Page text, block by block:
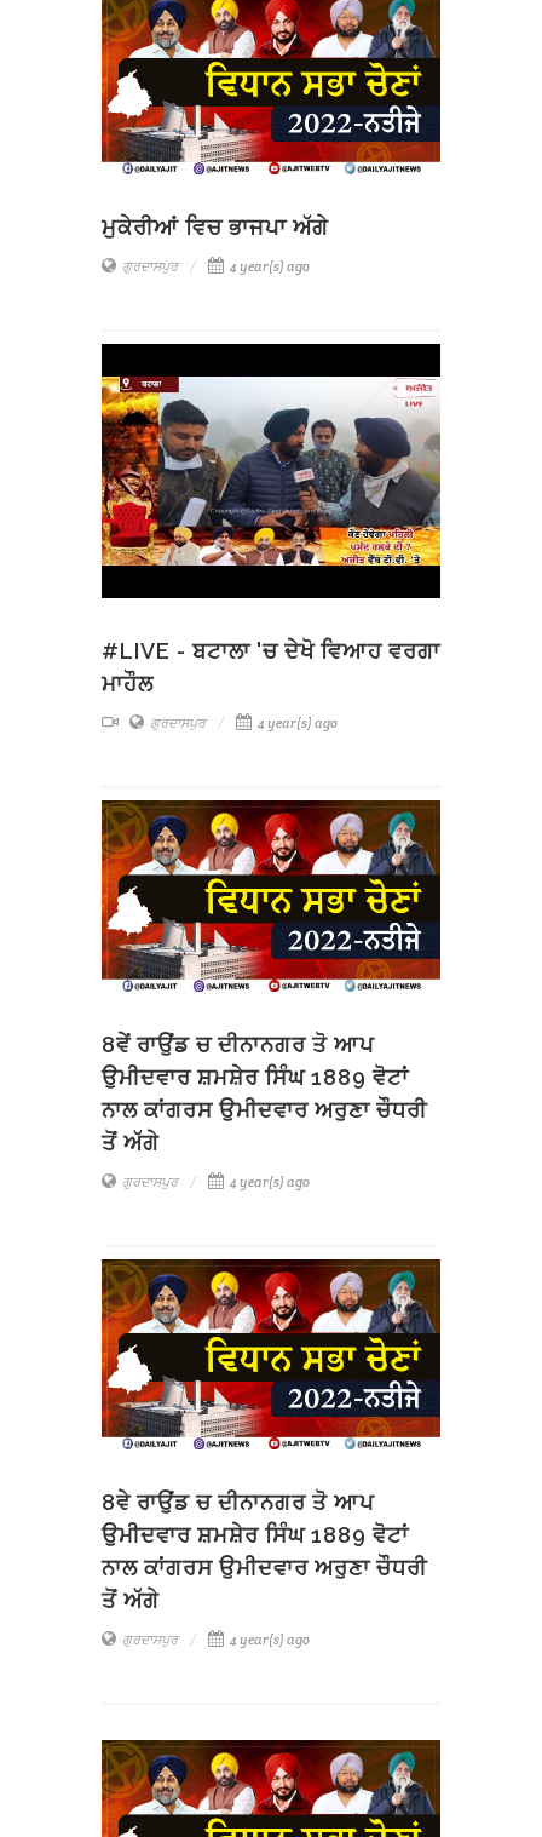
ਮੁਕੇਰੀਆਂ ਵਿਚ ਭਾਜਪਾ ਅੱਗੇ
ਗੁਰਦਾਸਪੁਰ 4 year(s) ago
#LIVE - ਬਟਾਲਾ 'ਚ ਦੇਖੋ ਵਿਆਹ ਵਰਗਾ
ਮਾਹੌਲ
ਗੁਰਦਾਸਪੁਰ 4 year(s) ago
8ਵੇਂ ਰਾਉਂਡ ਚ ਦੀਨਾਨਗਰ ਤੋ ਆਪ
ਉਮੀਦਵਾਰ ਸ਼ਮਸ਼ੇਰ ਸਿੰਘ 1889 ਵੋਟਾਂ
ਨਾਲ ਕਾਂਗਰਸ ਉਮੀਦਵਾਰ ਅਰੁਣਾ ਚੌਧਰੀ
ਤੋਂ ਅੱਗੇ
ਗੁਰਦਾਸਪੁਰ 4 year(s) ago
8ਵੇ ਰਾਉਂਡ ਚ ਦੀਨਾਨਗਰ ਤੋ ਆਪ
ਉਮੀਦਵਾਰ ਸ਼ਮਸ਼ੇਰ ਸਿੰਘ 1889 ਵੋਟਾਂ
ਨਾਲ ਕਾਂਗਰਸ ਉਮੀਦਵਾਰ ਅਰੁਣਾ ਚੌਧਰੀ
ਤੋਂ ਅੱਗੇ
ਗੁਰਦਾਸਪੁਰ 4 year(s) ago